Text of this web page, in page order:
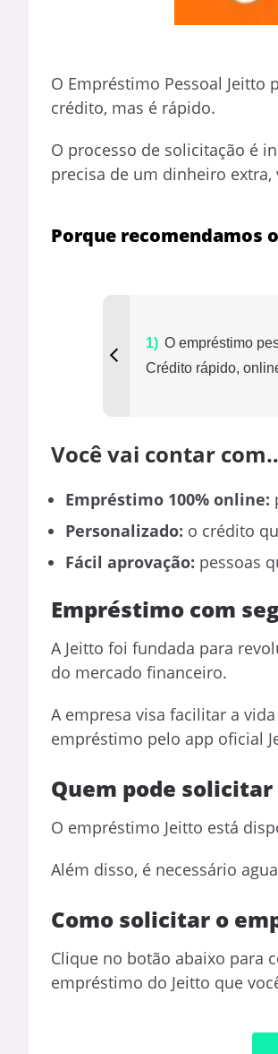
O Empréstimo Pessoal
crédito, mas é rápido.
O processo de solicitação é
precisa de um dinheiro extra,
Porque recomendamos
O empréstimo
Crédito rápido,
Você vai contar
Empréstimo 100% online:
Personalizado: o crédito
Fácil aprovação: pessoas
Empréstimo com
A Jeitto foi fundada para
do mercado financeiro.
A empresa visa facilitar a
empréstimo pelo app oficial
Quem pode
O empréstimo Jeitto está
Além disso, é necessário
Como solicitar o
Clique no botão abaixo para
empréstimo do Jeitto que